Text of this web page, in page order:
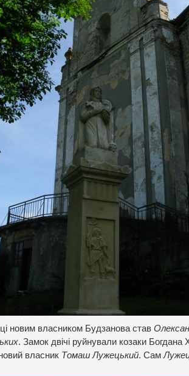
новим власником Будзанова став
. Замок двічі руйнували козаки
власник Томаш Лужецький. Сам